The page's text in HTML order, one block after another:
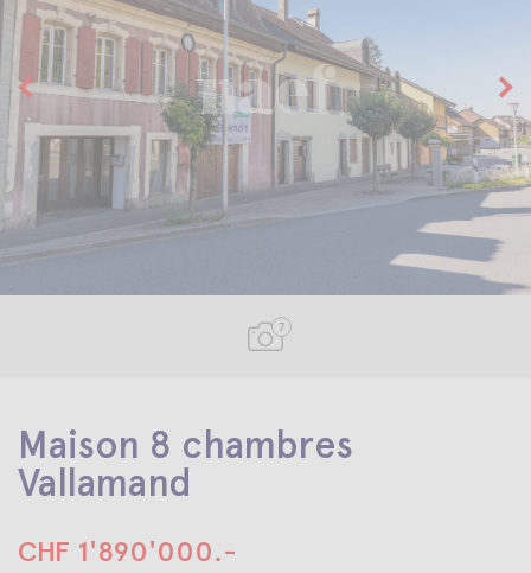
7
Maison 8 chambres
Vallamand
CHF 1'890'000.-